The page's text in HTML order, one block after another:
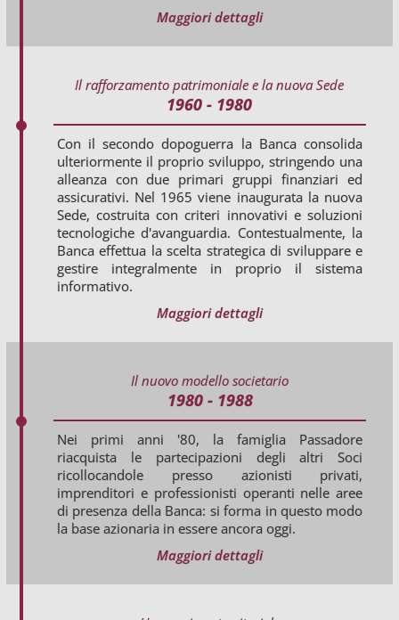
Maggiori dettagli
Il rafforzamento patrimoniale e la nuova Sede
1960 - 1980
Con il secondo dopoguerra la Banca consolida
ulteriormente il proprio sviluppo, stringendo una
alleanza con due primari gruppi finanziari ed
assicurativi. Nel 1965 viene inaugurata la nuova
Sede, costruita con criteri innovativi e soluzioni
tecnologiche d'avanguardia. Contestualmente, la
Banca effettua la scelta strategica di sviluppare e
gestire integralmente in proprio il sistema
informativo.
Maggiori dettagli
Il nuovo modello societario
1980 - 1988
Nei primi anni '80, la famiglia Passadore
riacquista le partecipazioni degli altri Soci
ricollocandole presso azionisti privati,
imprenditori e professionisti operanti nelle aree
di presenza della Banca: si forma in questo modo
la base azionaria in essere ancora oggi.
Maggiori dettagli